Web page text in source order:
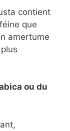
contient
que
amertume
ou du